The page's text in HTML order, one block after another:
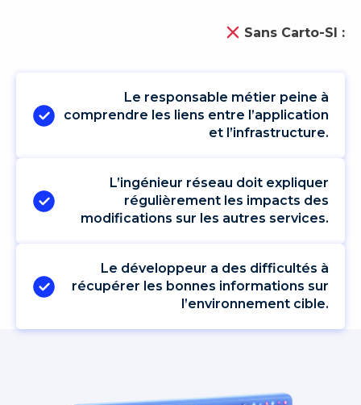
Sans Carto-SI :
Le responsable métier peine à
comprendre les liens entre l’application
et l’infrastructure.
L’ingénieur réseau doit expliquer
régulièrement les impacts des
modifications sur les autres services.
Le développeur a des difficultés à
récupérer les bonnes informations sur
l’environnement cible.